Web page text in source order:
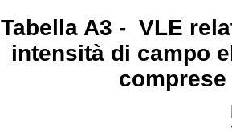
Tabella A3 - VLE
intensità di campo
comprese